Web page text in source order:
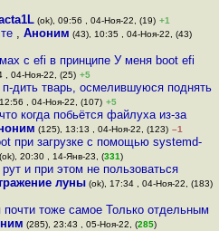
(ok), 09:56 , 04-Ноя-22, (19) +1
, Аноним (43), 10:35 , 04-Ноя-22, (43)
с efi в принципе У меня boot efi
, 04-Ноя-22, (25) +5
дить тварь, осмелившуюся поднять
, 04-Ноя-22, (107) +5
когда побьётся файлуха из-за
(125), 13:13 , 04-Ноя-22, (123) –1
при загрузке с помощью systemd-
20:30 , 14-Янв-23, (331)
и при этом не пользоваться
луны(ok), 17:34 , 04-Ноя-22, (183)
тоже самое Только отдельным
(285), 23:43 , 05-Ноя-22, (285)